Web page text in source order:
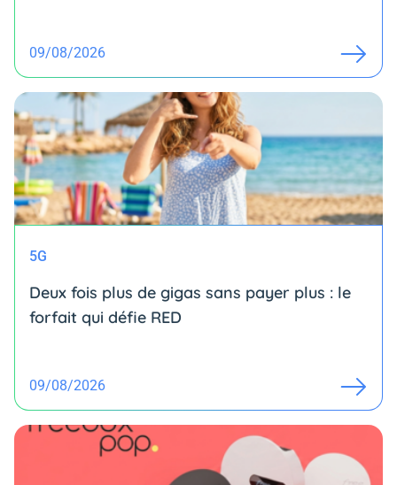
09/08/2026
5G
Deux fois plus de gigas sans payer plus : le
forfait qui défie RED
09/08/2026